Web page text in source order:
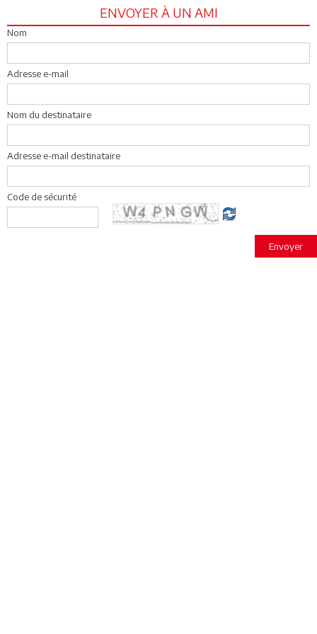
ENVOYER À UN AMI
Nom
Adresse e-mail
Nom du destinataire
Adresse e-mail destinataire
Code de sécurité
Envoyer